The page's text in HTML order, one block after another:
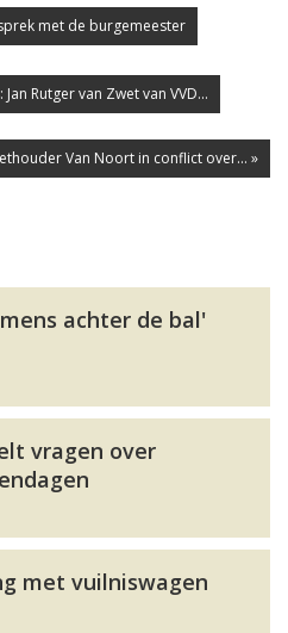
met de burgemeester
Rutger van Zwet van VVD...
Van Noort in conflict over... »
achter de bal'
vragen over
met vuilniswagen